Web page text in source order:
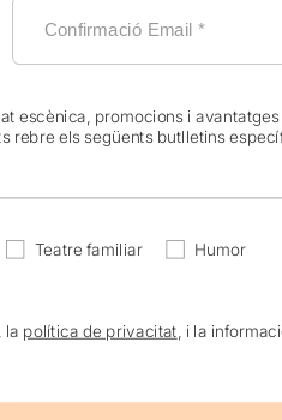
escènica, promocions i avantatges
rebre els següents butlletins
Teatre familiar Humor
, la política de privacitat , i la